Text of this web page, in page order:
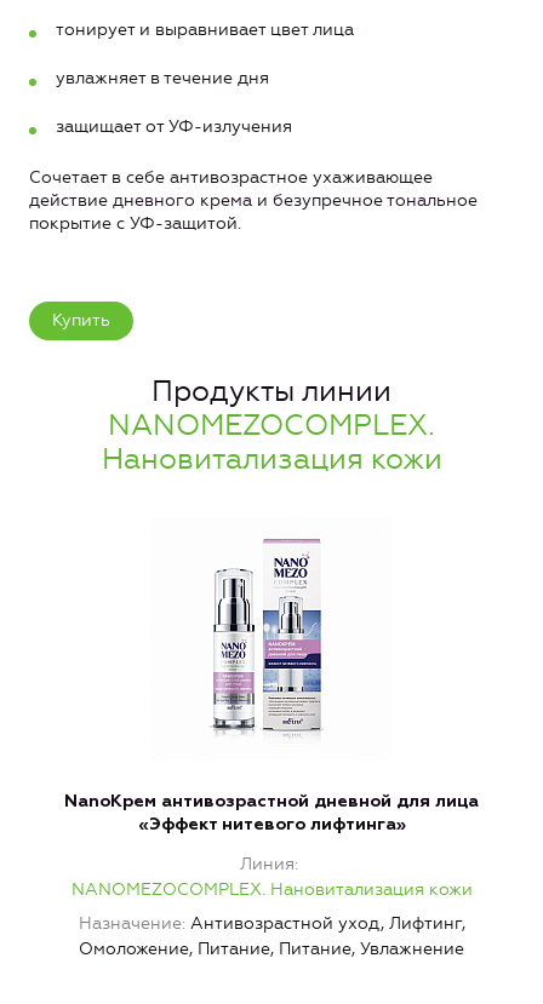
тонирует и выравнивает цвет лица
увлажняет в течение дня
защищает от УФ-излучения
Сочетает в себе антивозрастное ухаживающее
действие дневного крема и безупречное тональное
покрытие с УФ-защитой.
Купить
Продукты линии
NANOMEZOCOMPLEX.
Нановитализация кожи
NanoКрем антивозрастной дневной для лица
«Эффект нитевого лифтинга»
Линия
NANOMEZOCOMPLEX. Нановитализация кожи
Назначение Антивозрастной уход, Лифтинг,
Омоложение, Питание, Питание, Увлажнение